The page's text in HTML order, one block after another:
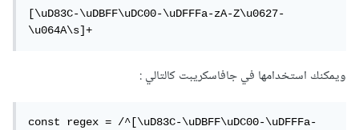
[\uD83C-\uDBFF\uDC00-\uDFFFa-zA-Z\u0627-
\u064A\s]+
ويمكنك استخدامها في جافاسكريبت كالتالي
const regex = /^[\uD83C-\uDBFF\uDC00-\uDFFFa-